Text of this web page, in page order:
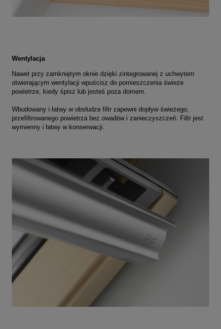
Wentylacja
Nawet przy zamkniętym oknie dzięki zintegrowanej z uchwytem
otwierającym wentylacji wpuścisz do pomieszczenia świeże
powietrze, kiedy śpisz lub jesteś poza domem.
Wbudowany i łatwy w obsłudze filtr zapewni dopływ świeżego,
przefiltrowanego powietrza bez owadów i zanieczyszczeń. Filtr jest
wymienny i łatwy w konserwacji.